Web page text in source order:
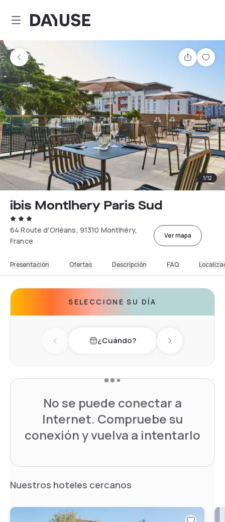
Dayuse
1/12
ibis Montlhery Paris Sud
64 Route d'Orléans, 91310 Montlhéry,
France
Ver mapa
Presentación Ofertas Descripción FAQ
SELECCIONE SU DÍA
Previous day¿Cuándo? Next day
No se puede conectar a
Internet. Compruebe su
conexión y vuelva a intentarlo
Nuestros hoteles cercanos